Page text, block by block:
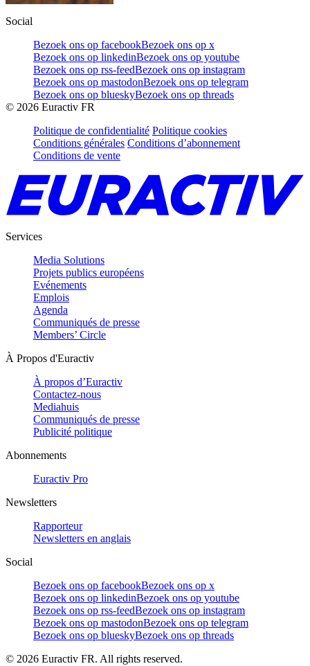
Social
Bezoek ons op facebookBezoek ons op x
Bezoek ons op linkedinBezoek ons op youtube
Bezoek ons op rss-feedBezoek ons op instagram
Bezoek ons op mastodonBezoek ons op telegram
Bezoek ons op blueskyBezoek ons op threads
© 2026 Euractiv FR
Politique de confidentialité Politique cookies
Conditions générales Conditions d’abonnement
Conditions de vente
Services
Media Solutions
Projets publics européens
Evénements
Emplois
Agenda
Communiqués de presse
Members’ Circle
À Propos d'Euractiv
À propos d’Euractiv
Contactez-nous
Mediahuis
Communiqués de presse
Publicité politique
Abonnements
Euractiv Pro
Newsletters
Rapporteur
Newsletters en anglais
Social
Bezoek ons op facebookBezoek ons op x
Bezoek ons op linkedinBezoek ons op youtube
Bezoek ons op rss-feedBezoek ons op instagram
Bezoek ons op mastodonBezoek ons op telegram
Bezoek ons op blueskyBezoek ons op threads
© 2026 Euractiv FR. All rights reserved.